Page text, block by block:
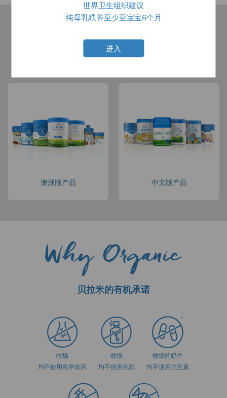
世界卫生组织建议
纯母乳喂养至少至宝宝6个月
进入
所有产品
澳洲版产品 中文版产品
贝拉米的有机承诺
牧场
均不使用化学农药
牧场
均不使用化肥
牧场的奶牛
均不使用抗生素